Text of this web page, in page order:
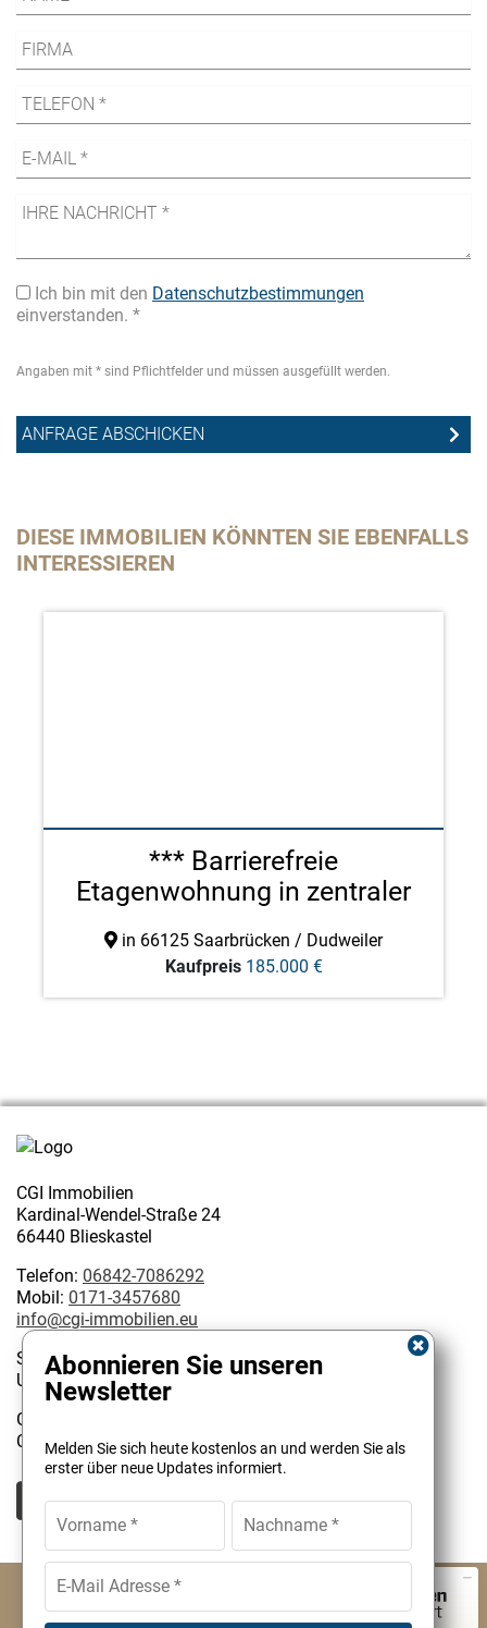
Ich bin mit den Datenschutzbestimmungen
einverstanden. *
Angaben mit * sind Pflichtfelder und müssen ausgefüllt werden.
DIESE IMMOBILIEN KÖNNTEN SIE EBENFALLS
INTERESSIEREN
*** Barrierefreie
Etagenwohnung in zentraler
in 66125 Saarbrücken / Dudweiler
Kaufpreis 185.000 €
CGI Immobilien
Kardinal-Wendel-Straße 24
66440 Blieskastel
Telefon: 06842-7086292
Mobil: 0171-3457680
info@cgi-immobilien.eu
Steuernummer: 075/222/02627
USt-IdNr.: DE 314128585
Geschäftsinhaber:
Christophe Garattoni Geprüfter Immobilienmakler IHK
© CGI Immobilien Christophe Garattoni
Impressum AGB Cookies Datenschutz
Abonnieren Sie unseren
Newsletter
Melden Sie sich heute kostenlos an und werden Sie als
erster über neue Updates informiert.
CGI Immobilien
100%
SEHR GUT
4,90 / 5,00
Bewertungen auf ProvenExpert.com